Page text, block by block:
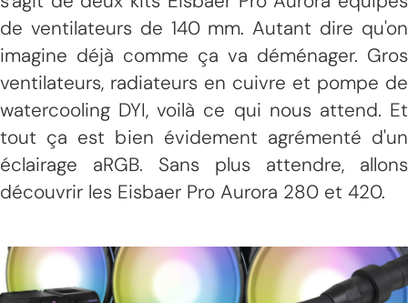
de ventilateurs de 140 mm. Autant dire qu'on
imagine déjà comme ça va déménager. Gros
ventilateurs, radiateurs en cuivre et pompe de
watercooling DYI, voilà ce qui nous attend. Et
tout ça est bien évidement agrémenté d'un
éclairage aRGB. Sans plus attendre, allons
découvrir les Eisbaer Pro Aurora 280 et 420.